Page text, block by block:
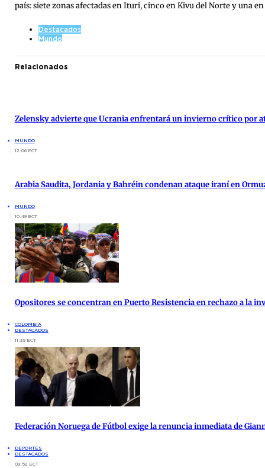
país: siete zonas afectadas en Ituri, cinco en Kivu del Norte y una
Destacados
Mundo
Relacionados
Zelensky advierte que Ucrania enfrentará un invierno crítico por
MUNDO
12:06 ECT
Arabia Saudita, Jordania y Bahréin condenan ataque iraní en
MUNDO
10:49 ECT
Opositores se concentran en Puerto Resistencia en rechazo a la
COLOMBIA
DESTACADOS
11:39 ECT
Federación Noruega de Fútbol exige la renuncia inmediata de
DEPORTES
DESTACADOS
09:52 ECT